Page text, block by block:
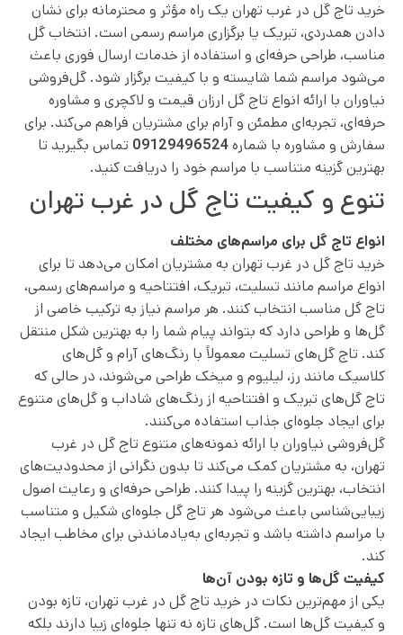
خرید تاج گل در غرب تهران یک راه مؤثر و محترمانه برای نشان
دادن همدردی، تبریک یا برگزاری مراسم رسمی است. انتخاب گل
مناسب، طراحی حرفه‌ای و استفاده از خدمات ارسال فوری باعث
می‌شود مراسم شما شایسته و با کیفیت برگزار شود. گل‌فروشی
نیاوران با ارائه انواع تاج گل ارزان قیمت و لاکچری و مشاوره
حرفه‌ای، تجربه‌ای مطمئن و آرام برای مشتریان فراهم می‌کند. برای
سفارش و مشاوره با شماره09129496524 تماس بگیرید تا
بهترین گزینه متناسب با مراسم خود را دریافت کنید.
تنوع و کیفیت تاج گل در غرب تهران
انواع تاج گل برای مراسم‌های مختلف
خرید تاج گل در غرب تهران به مشتریان امکان می‌دهد تا برای
انواع مراسم مانند تسلیت، تبریک، افتتاحیه و مراسم‌های رسمی،
تاج گل مناسب انتخاب کنند. هر مراسم نیاز به ترکیب خاصی از
گل‌ها و طراحی دارد که بتواند پیام شما را به بهترین شکل منتقل
کند. تاج گل‌های تسلیت معمولاً با رنگ‌های آرام و گل‌های
کلاسیک مانند رز، لیلیوم و میخک طراحی می‌شوند، در حالی که
تاج گل‌های تبریک و افتتاحیه از رنگ‌های شاداب و گل‌های متنوع
برای ایجاد جلوه‌ای جذاب استفاده می‌کنند.
گل‌فروشی نیاوران با ارائه نمونه‌های متنوع تاج گل در غرب
تهران، به مشتریان کمک می‌کند تا بدون نگرانی از محدودیت‌های
انتخاب، بهترین گزینه را پیدا کنند. طراحی حرفه‌ای و رعایت اصول
زیبایی‌شناسی باعث می‌شود هر تاج گل جلوه‌ای شکیل و متناسب
با مراسم داشته باشد و تجربه‌ای به‌یادماندنی برای مخاطب ایجاد
کند.
کیفیت گل‌ها و تازه بودن آن‌ها
یکی از مهم‌ترین نکات در خرید تاج گل در غرب تهران، تازه بودن
و کیفیت گل‌ها است. گل‌های تازه نه تنها جلوه‌ای زیبا دارند بلکه